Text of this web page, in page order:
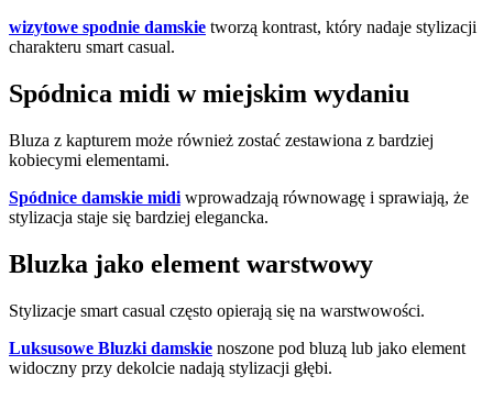
wizytowe spodnie damskie tworzą kontrast, który nadaje stylizacji
charakteru smart casual.
Spódnica midi w miejskim wydaniu
Bluza z kapturem może również zostać zestawiona z bardziej
kobiecymi elementami.
Spódnice damskie midi wprowadzają równowagę i sprawiają, że
stylizacja staje się bardziej elegancka.
Bluzka jako element warstwowy
Stylizacje smart casual często opierają się na warstwowości.
Luksusowe Bluzki damskie noszone pod bluzą lub jako element
widoczny przy dekolcie nadają stylizacji głębi.